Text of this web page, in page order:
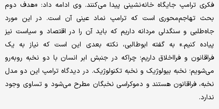
فکری ترامپ جایگاه خانه‌نشینی پیدا می‌کنند. وی ادامه داد: «هدف دوم
بحث تهاجم‌محوری است که ترامپ نماد عینی آن است. در این مورد
جاه‌طلبی و سنگدلی مردانه داریم که باید آن را در اقتصاد و سیاست نیز
پیاده کنیم.» به گفته ابوطالبی، نکته بعدی این است که نیاز به یک
فراقانون و فرااخلاق داریم؛ چراکه در جنبش ابر انسان با دو نخبه روبه‌رو
می‌شویم؛ نخبه بیولوژیک و نخبه تکنولوژیک. در دیدگاه ترامپ این دو مدل
نخبه، فراقانون هستند و دموکراسی نخبگان مطرح می‌شود و تساوی وجود
ندارد.